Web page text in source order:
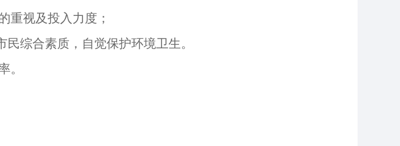
重视及投入力度；
综合素质，自觉保护环境卫生。
。